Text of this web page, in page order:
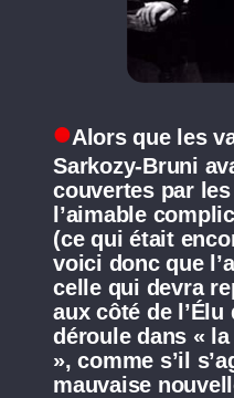
Alors que les
Sarkozy-Bruni
couvertes par
l’aimable
(ce qui était
voici donc que
celle qui devra
aux côté de
déroule dans «
», comme s’il
mauvaise